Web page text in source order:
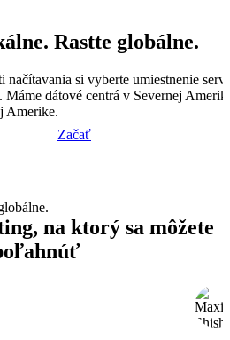
Rastte globálne.
načítavania si vyberte umiestnenie
dátové centrá v Severnej
Amerike.
Začať
na ktorý sa môžete